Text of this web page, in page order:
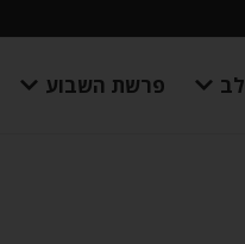
פרשת השבוע